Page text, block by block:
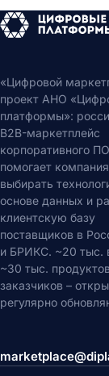
«Цифровой
проект АНО
платформы»:
B2B-маркетплейс
корпоративного
помогает
выбирать
основе данных и
клиентскую базу
поставщиков в
и БРИКС. ~20 тыс.
~30 тыс.
заказчиков –
регулярно